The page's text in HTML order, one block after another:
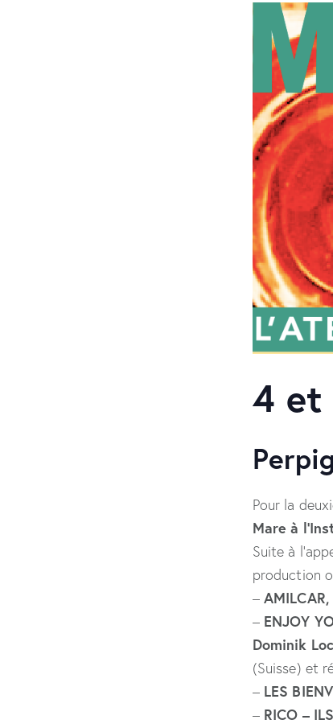
4 et
Pour la
Mare à
Suite à
production
–AMILCAR,
– ENJOY
Dominik
(Suisse) et
– LES
– RICO –